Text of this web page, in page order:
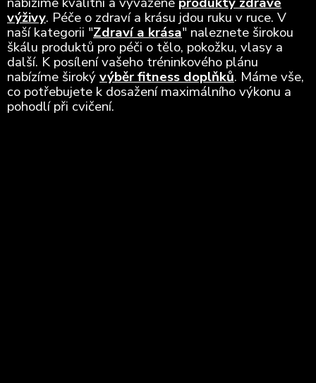
výživy. Péče o zdraví a krásu jdou ruku v ruce. V
naší kategorii "Zdraví a krása" naleznete širokou
škálu produktů pro péči o tělo, pokožku, vlasy a
další. K posílení vašeho tréninkového plánu
nabízíme širokývýběr fitness doplňků. Máme vše,
co potřebujete k dosažení maximálního výkonu a
pohodlí při cvičení.